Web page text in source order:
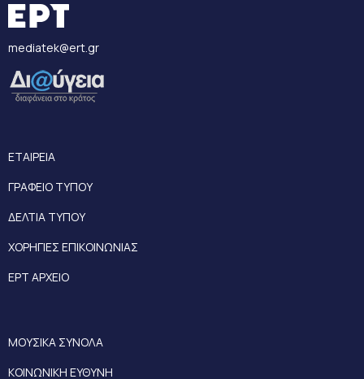
mediatek@ert.gr
ΕΤΑΙΡΕΙΑ
ΓΡΑΦΕΙΟ ΤΥΠΟΥ
ΔΕΛΤΙΑ ΤΥΠΟΥ
ΧΟΡΗΓΙΕΣ ΕΠΙΚΟΙΝΩΝΙΑΣ
ΕΡΤ ΑΡΧΕΙΟ
ΜΟΥΣΙΚΑ ΣΥΝΟΛΑ
ΚΟΙΝΩΝΙΚΗ ΕΥΘΥΝΗ